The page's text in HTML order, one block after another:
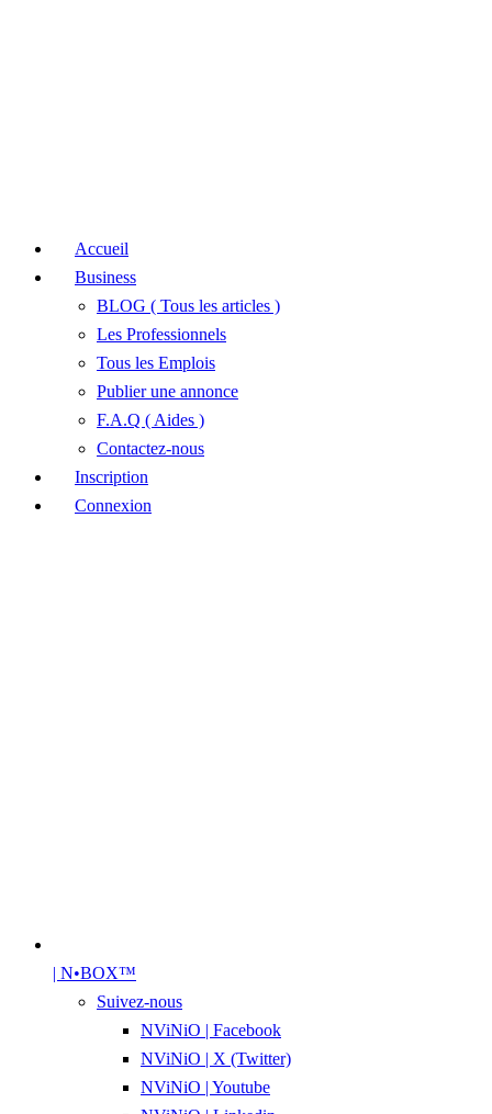
Accueil
Business
BLOG ( Tous les articles )
Les Professionnels
Tous les Emplois
Publier une annonce
F.A.Q ( Aides )
Contactez-nous
Inscription
Connexion
| N•BOX™
Suivez-nous
NViNiO | Facebook
NViNiO | X (Twitter)
NViNiO | Youtube